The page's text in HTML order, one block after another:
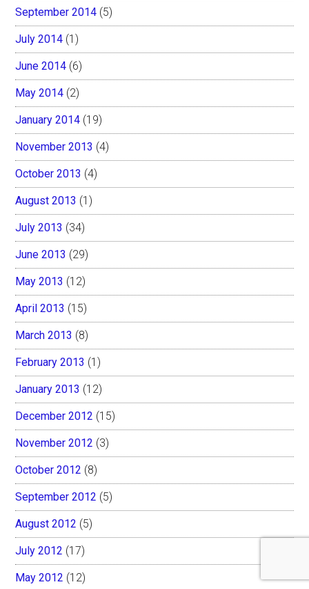
September 2014 (5)
July 2014 (1)
June 2014 (6)
May 2014 (2)
January 2014 (19)
November 2013 (4)
October 2013 (4)
August 2013 (1)
July 2013 (34)
June 2013 (29)
May 2013 (12)
April 2013 (15)
March 2013 (8)
February 2013 (1)
January 2013 (12)
December 2012 (15)
November 2012 (3)
October 2012 (8)
September 2012 (5)
August 2012 (5)
July 2012 (17)
May 2012 (12)